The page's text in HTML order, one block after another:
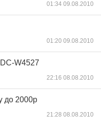
01:34 09.08.2010
01:20 09.08.2010
W4527
22:16 08.08.2010
до 2000р
21:28 08.08.2010